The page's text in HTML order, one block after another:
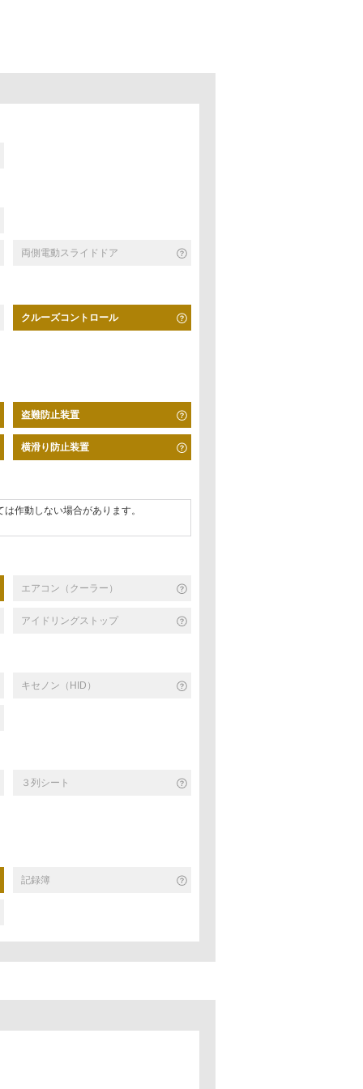
両側電動スライドドア
クルーズコントロール
盗難防止装置
横滑り防止装置
作動しない場合があります。
エアコン（クーラー）
アイドリングストップ
キセノン（HID）
３列シート
記録簿